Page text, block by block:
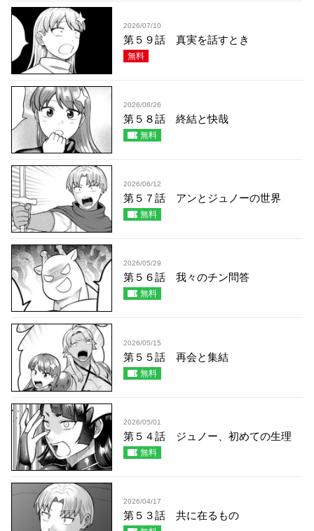
2026/07/10
第５９話 真実を話すとき
無料
2026/06/26
第５８話 終結と快哉
無料
2026/06/12
第５７話 アンとジュノーの世界
無料
2026/05/29
第５６話 我々のチン問答
無料
2026/05/15
第５５話 再会と集結
無料
2026/05/01
第５４話 ジュノー、初めての生理
無料
2026/04/17
第５３話 共に在るもの